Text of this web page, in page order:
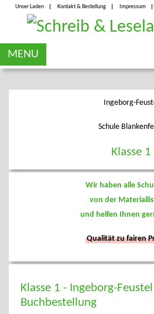
Unser Laden Kontakt & Bestellung Impressum
MENU
Ingeborg-
Schule
Klasse 1
Wir haben alle
von der
und helfen Ihnen
Qualität zu fairen
Klasse 1 - Ingeborg-
Buchbestellung